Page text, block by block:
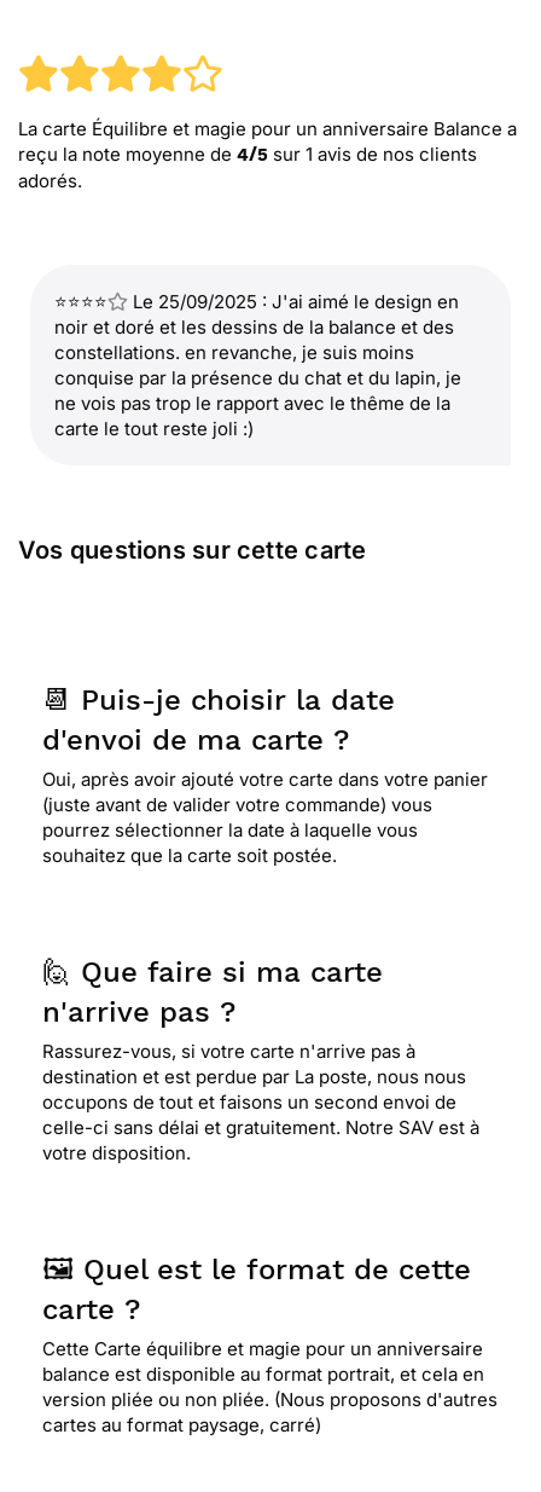
La carte Équilibre et magie pour un anniversaire Balance a
reçu la note moyenne de 4/5 sur 1 avis de nos clients
adorés.
⭐⭐⭐⭐
Le 25/09/2025 : J'ai aimé le design en
noir et doré et les dessins de la balance et des
constellations. en revanche, je suis moins
conquise par la présence du chat et du lapin, je
ne vois pas trop le rapport avec le thême de la
carte le tout reste joli :)
Vos questions sur cette carte
📆 Puis-je choisir la date
d'envoi de ma carte ?
Oui, après avoir ajouté votre carte dans votre panier
(juste avant de valider votre commande) vous
pourrez sélectionner la date à laquelle vous
souhaitez que la carte soit postée.
🙋 Que faire si ma carte
n'arrive pas ?
Rassurez-vous, si votre carte n'arrive pas à
destination et est perdue par La poste, nous nous
occupons de tout et faisons un second envoi de
celle-ci sans délai et gratuitement. Notre SAV est à
votre disposition.
🖼️ Quel est le format de cette
carte ?
Cette Carte équilibre et magie pour un anniversaire
balance est disponible au format portrait, et cela en
version pliée ou non pliée. (Nous proposons d'autres
cartes au format paysage, carré)